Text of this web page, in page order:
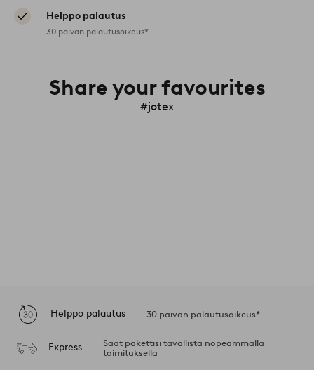
Helppo palautus
30 päivän palautusoikeus*
Share your favourites
#jotex
Helppo palautus 30 päivän palautusoikeus*
Express
Saat pakettisi tavallista nopeammalla
toimituksella